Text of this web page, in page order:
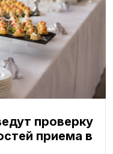
проверку
приема в